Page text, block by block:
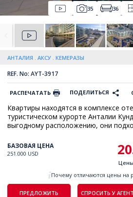
35 36
АНТАЛИЯ АКСУ КЕМЕРАЗЫ
REF. No: AYT-3917
РАСПЕЧАТАТЬ ПОДЕЛИТЬСЯ
Квартиры находятся в комплексе
туристическом курорте Анталии
выгодному расположению, они
БАЗОВАЯ ЦЕНА
251.000 USD
ПРЕДЛОЖИТЬ СПРОСИТЬ У
Почему отличаются цены на